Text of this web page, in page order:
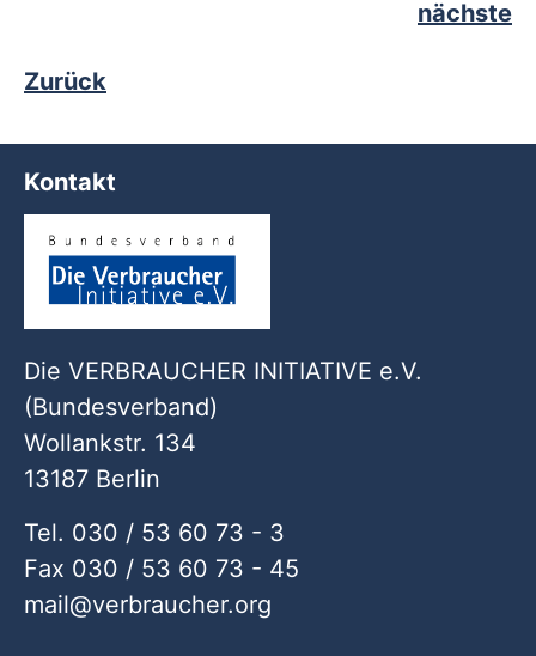
nächste
Zurück
Kontakt
Die VERBRAUCHER INITIATIVE e.V.
(Bundesverband)
Wollankstr. 134
13187 Berlin
Tel. 030 / 53 60 73 - 3
Fax 030 / 53 60 73 - 45
mail
verbraucher org